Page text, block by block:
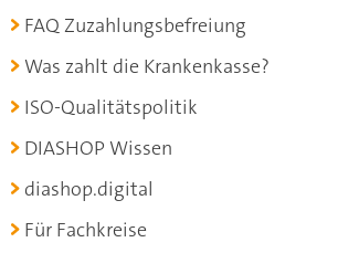
FAQ Zuzahlungsbefreiung
Was zahlt die Krankenkasse?
ISO-Qualitätspolitik
DIASHOP Wissen
diashop.digital
Für Fachkreise